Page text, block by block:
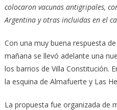
colocaron vacunas antigripales,
Argentina y otras incluidas en el
Con una muy buena respuesta
mañana se llevó adelante una
los barrios de Villa Constitución.
la esquina de Almafuerte y Las
La propuesta fue organizada de